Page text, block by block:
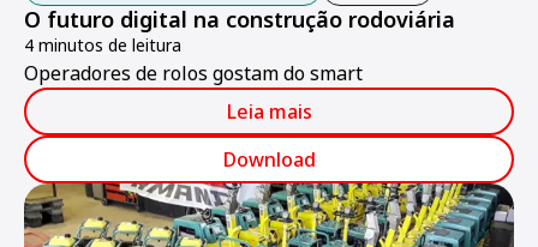
O futuro digital na construção rodoviária
4 minutos de leitura
Operadores de rolos gostam do smart
Leia mais
Download